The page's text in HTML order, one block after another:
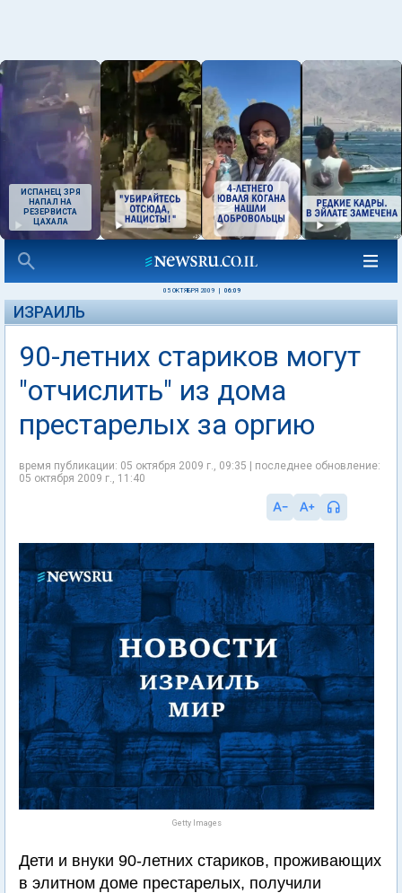
ИСПАНЕЦ ЗРЯ
НАПАЛ НА
РЕЗЕРВИСТА
ЦАХАЛА
05 ОКТЯБРЯ 2009 06:09
ИЗРАИЛЬ
90-летних стариков могут
"отчислить" из дома
престарелых за оргию
время публикации: 05 октября 2009 г., 09:35 | последнее обновление:
05 октября 2009 г., 11:40
Getty Images
Дети и внуки 90-летних стариков, проживающих
в элитном доме престарелых, получили